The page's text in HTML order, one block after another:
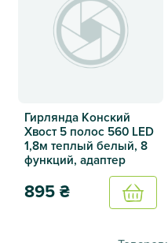
Гирлянда Конский
Хвост 5 полос 560 LED
1,8м теплый белый, 8
функций, адаптер
895₴
Купить